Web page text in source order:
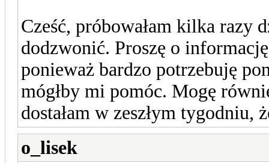
Cześć, próbowałam kilka razy
dodzwonić. Proszę o
ponieważ bardzo potrzebuję
mógłby mi pomóc. Mogę
dostałam w zeszłym tygodniu,
o_lisek